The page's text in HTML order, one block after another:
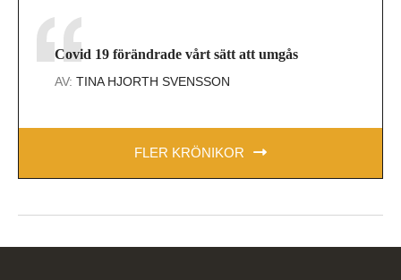
Covid 19 förändrade vårt sätt att umgås
AV: TINA HJORTH SVENSSON
FLER KRÖNIKOR